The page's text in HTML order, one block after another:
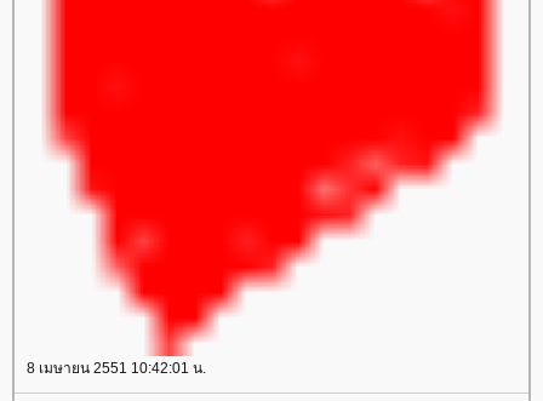
8 เมษายน 2551 10:42:01 น.